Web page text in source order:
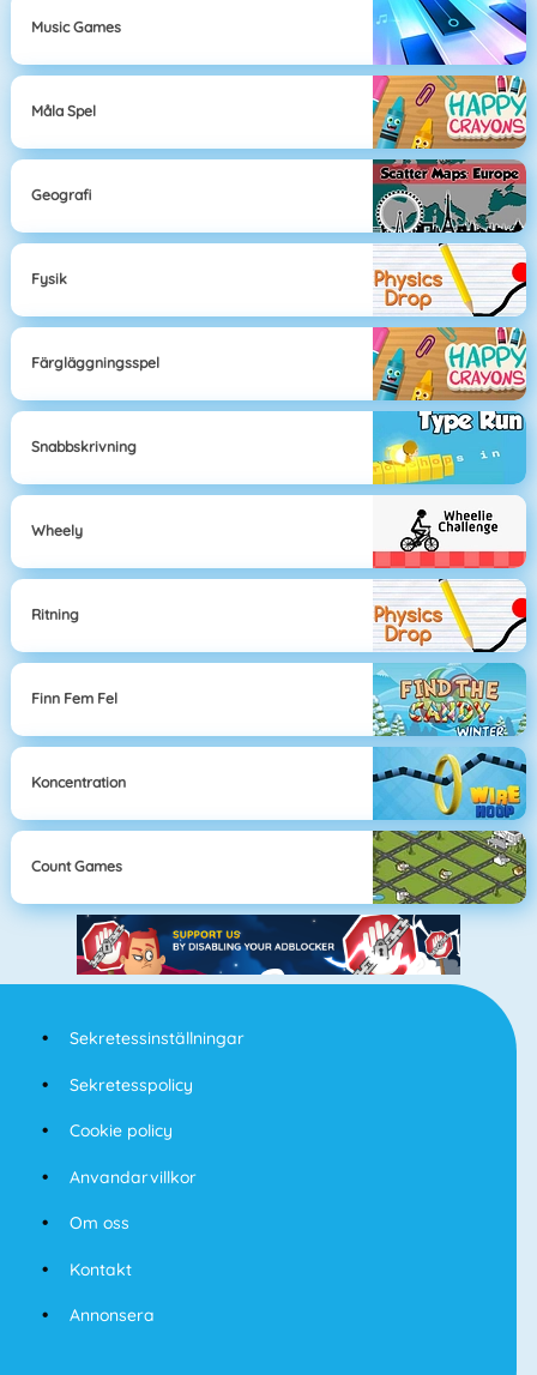
Music Games
Måla Spel
Geografi
Fysik
Färgläggningsspel
Snabbskrivning
Wheely
Ritning
Finn Fem Fel
Koncentration
Count Games
Sekretessinställningar
Sekretesspolicy
Cookie policy
Anvandarvillkor
Om oss
Kontakt
Annonsera